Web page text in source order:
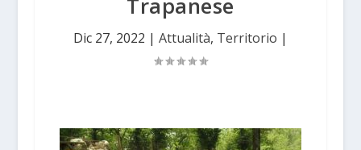
Dic 27, 2022 | Attualità, Territorio |